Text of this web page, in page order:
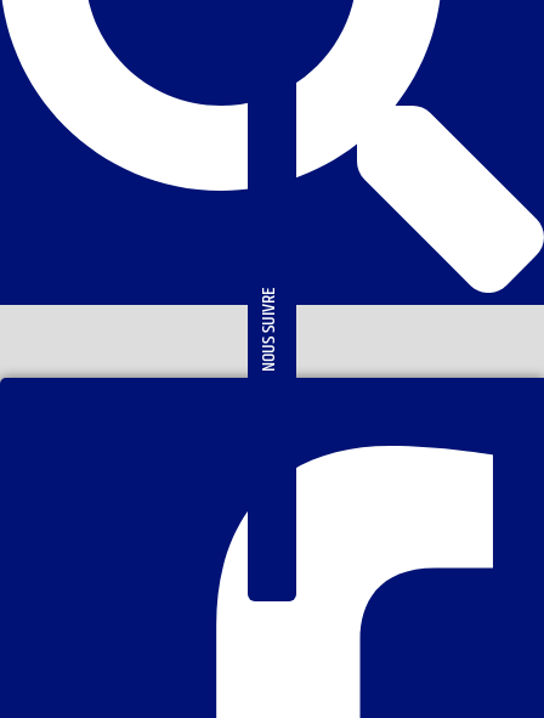
NOUS SUIVRE